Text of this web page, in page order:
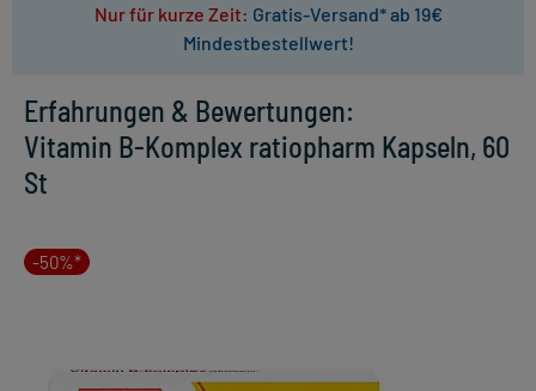
Nur für kurze Zeit: Gratis-Versand* ab 19€
Mindestbestellwert!
Erfahrungen & Bewertungen:
Vitamin B-Komplex ratiopharm Kapseln, 60
St
-50%*